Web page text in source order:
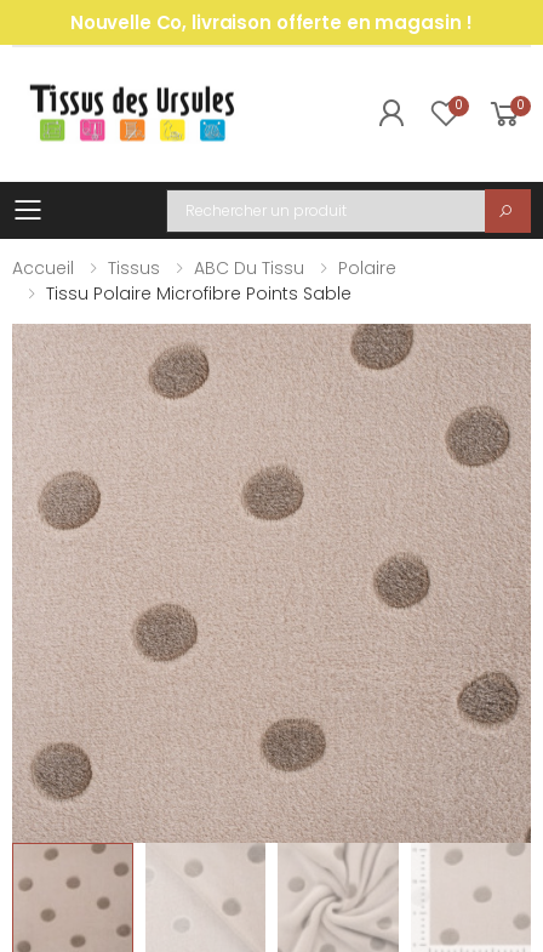
Nouvelle Co, livraison offerte en magasin !
0 0
Toggle mobile menu
Recherche
Accueil
Tissus ABC Du Tissu
Polaire
Tissu Polaire Microfibre Points Sable